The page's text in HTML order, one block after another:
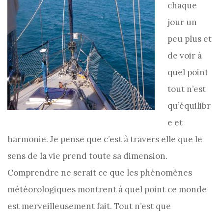
chaque
jour un
peu plus et
de voir à
quel point
tout n’est
qu’équilibr
e et
harmonie. Je pense que c’est à travers elle que le
sens de la vie prend toute sa dimension.
Comprendre ne serait ce que les phénomènes
météorologiques montrent à quel point ce monde
est merveilleusement fait. Tout n’est que